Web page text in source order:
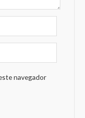
navegador